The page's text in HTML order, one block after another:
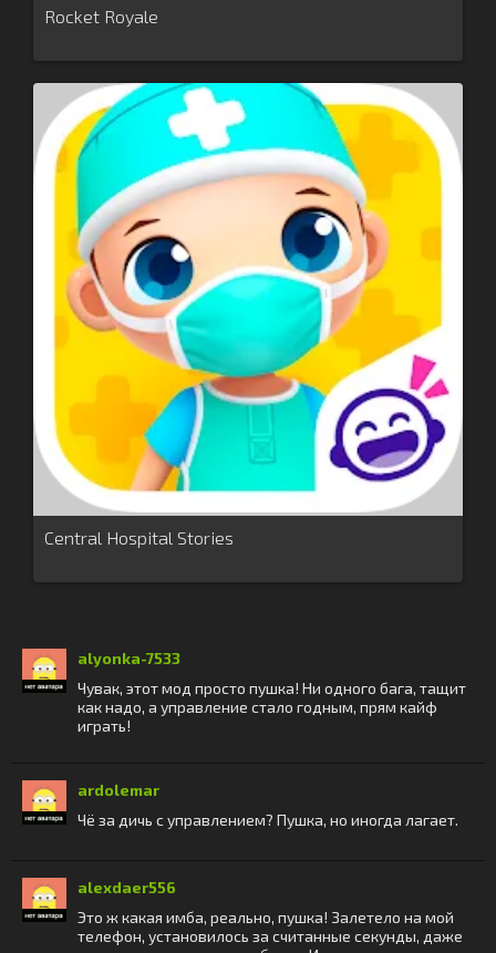
Rocket Royale
Central Hospital Stories
alyonka-7533
Чувак, этот мод просто пушка! Ни одного бага, тащит
как надо, а управление стало годным, прям кайф
играть!
ardolemar
Чё за дичь с управлением? Пушка, но иногда лагает.
alexdaer556
Это ж какая имба, реально, пушка! Залетело на мой
телефон, установилось за считанные секунды, даже